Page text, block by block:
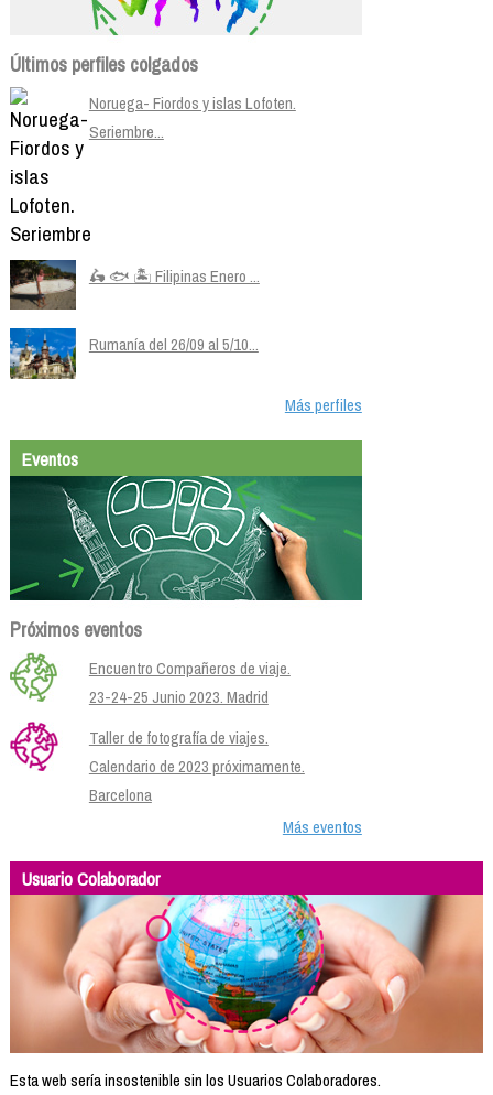
Últimos perfiles colgados
Noruega- Fiordos y islas Lofoten.
Seriembre...
🛵 🐟 🏝️ Filipinas Enero ...
Rumanía del 26/09 al 5/10...
Más perfiles
Eventos
Próximos eventos
Encuentro Compañeros de viaje.
23-24-25 Junio 2023. Madrid
Taller de fotografía de viajes.
Calendario de 2023 próximamente.
Barcelona
Más eventos
Usuario Colaborador
Esta web sería insostenible sin los Usuarios Colaboradores.